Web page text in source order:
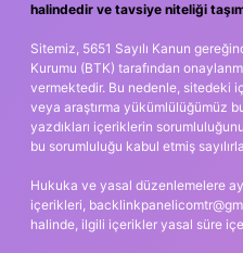
halindedir ve tavsiye niteliği
Sitemiz, 5651 Sayılı Kanun
Kurumu (BTK) tarafından
vermektedir. Bu nedenle, sitedeki
veya araştırma yükümlülüğümüz
yazdıkları içeriklerin
bu sorumluluğu kabul etmiş
Hukuka ve yasal düzenlemelere
içerikleri,
halinde, ilgili içerikler yasal süre